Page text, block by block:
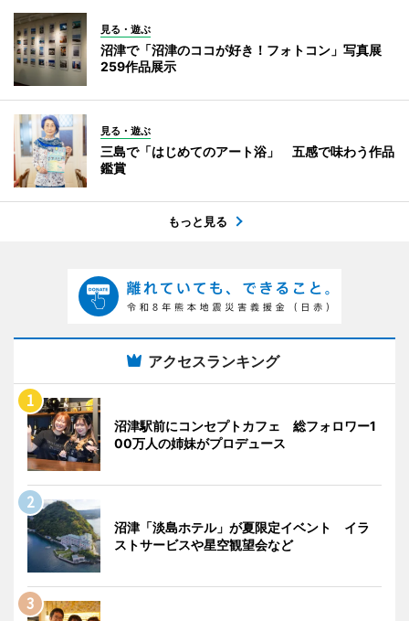
見る・遊ぶ
沼津で「沼津のココが好き！フォトコン」写真展
259作品展示
見る・遊ぶ
三島で「はじめてのアート浴」 五感で味わう作品
鑑賞
もっと見る
アクセスランキング
沼津駅前にコンセプトカフェ 総フォロワー1
00万人の姉妹がプロデュース
沼津「淡島ホテル」が夏限定イベント イラ
ストサービスや星空観望会など